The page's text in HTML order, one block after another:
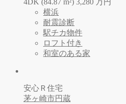
4DK (84.87 m²) 3,280 万円
横浜
耐震診断
駅チカ物件
ロフト付き
和室のある家
安心Ｒ住宅
茅ヶ崎市円蔵